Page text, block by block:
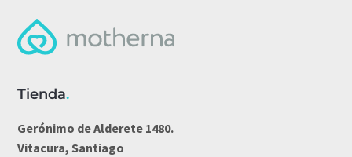
Tienda.
Gerónimo de Alderete 1480.
Vitacura, Santiago